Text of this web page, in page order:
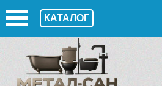
КАТАЛОГ